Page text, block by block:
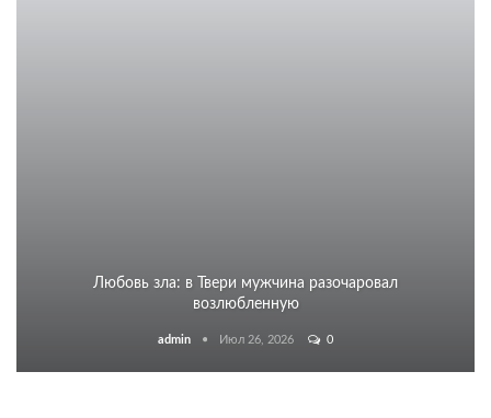
Любовь зла: в Твери мужчина разочаровал
возлюбленную
admin Июл 26, 2026 0